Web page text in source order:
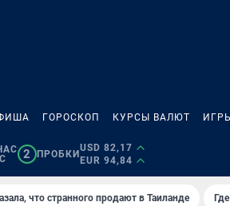
ГОРОСКОП КУРСЫ ВАЛЮТ
2 ПРОБКИ
USD 82,17
EUR 94,84
что странного продают в Таиланде